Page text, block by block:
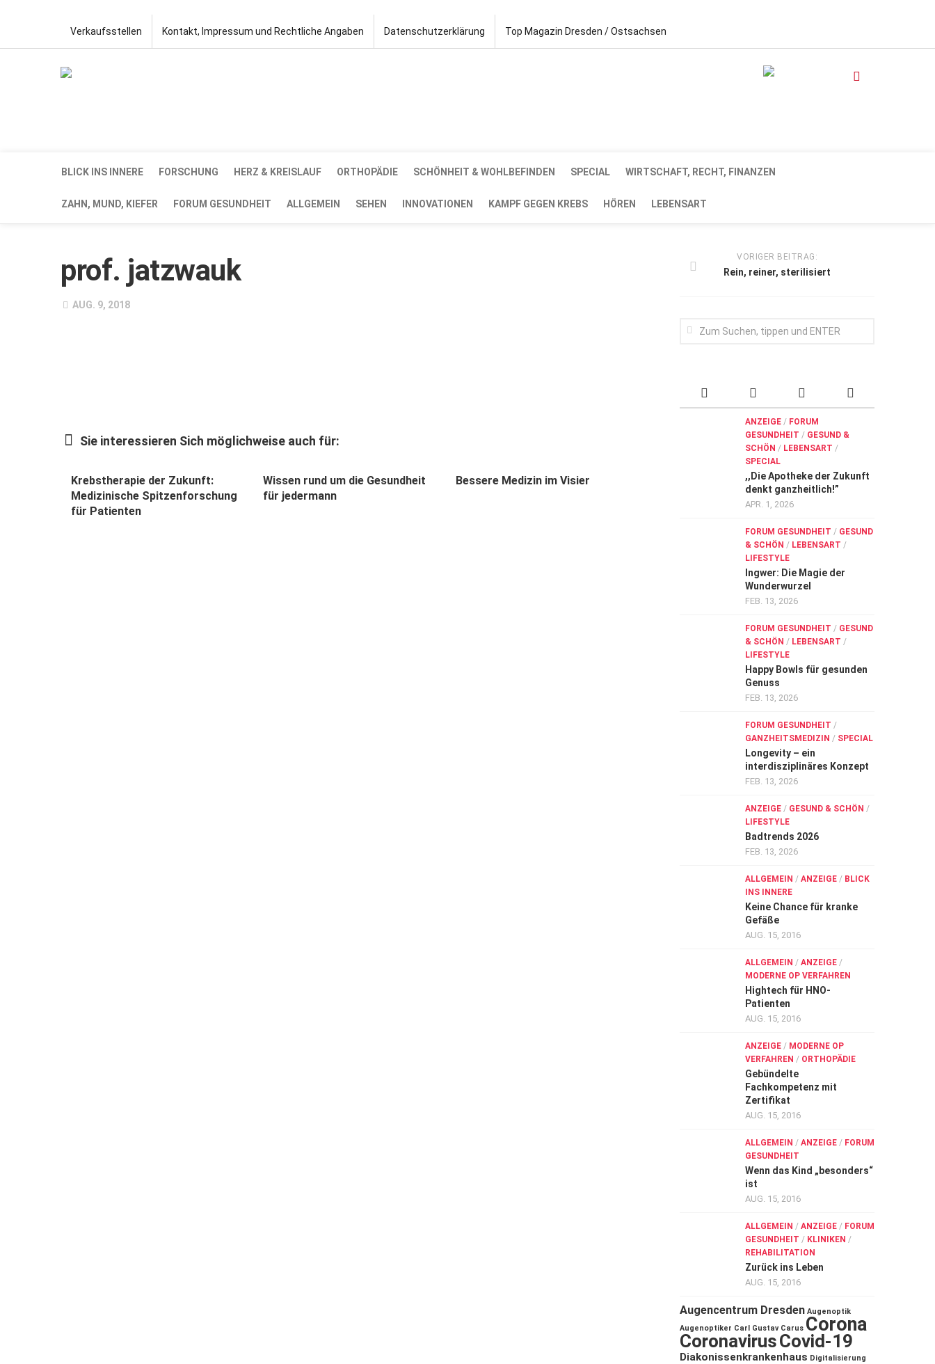
Verkaufsstellen Kontakt, Impressum und Rechtliche Angaben Datenschutzerklärung Top Magazin Dresden / Ostsachsen
BLICK INS INNERE FORSCHUNG HERZ & KREISLAUF ORTHOPÄDIE SCHÖNHEIT & WOHLBEFINDEN SPECIAL WIRTSCHAFT, RECHT, FINANZEN
ZAHN, MUND, KIEFER FORUM GESUNDHEIT ALLGEMEIN SEHEN INNOVATIONEN KAMPF GEGEN KREBS HÖREN LEBENSART
prof. jatzwauk
AUG. 9, 2018
Sie interessieren Sich möglichweise auch für:
Krebstherapie der Zukunft:
Medizinische Spitzenforschung
für Patienten
Wissen rund um die Gesundheit
für jedermann
Bessere Medizin im Visier
VORIGER BEITRAG:
Rein, reiner, sterilisiert
ANZEIGE / FORUM
GESUNDHEIT / GESUND &
SCHÖN / LEBENSART /
SPECIAL
,,Die Apotheke der Zukunft
denkt ganzheitlich!”
APR. 1, 2026
FORUM GESUNDHEIT / GESUND
& SCHÖN / LEBENSART /
LIFESTYLE
Ingwer: Die Magie der
Wunderwurzel
FEB. 13, 2026
FORUM GESUNDHEIT / GESUND
& SCHÖN / LEBENSART /
LIFESTYLE
Happy Bowls für gesunden
Genuss
FEB. 13, 2026
FORUM GESUNDHEIT /
GANZHEITSMEDIZIN / SPECIAL
Longevity – ein
interdisziplinäres Konzept
FEB. 13, 2026
ANZEIGE / GESUND & SCHÖN /
LIFESTYLE
Badtrends 2026
FEB. 13, 2026
ALLGEMEIN / ANZEIGE / BLICK
INS INNERE
Keine Chance für kranke
Gefäße
AUG. 15, 2016
ALLGEMEIN / ANZEIGE /
MODERNE OP VERFAHREN
Hightech für HNO-
Patienten
AUG. 15, 2016
ANZEIGE / MODERNE OP
VERFAHREN / ORTHOPÄDIE
Gebündelte
Fachkompetenz mit
Zertifikat
AUG. 15, 2016
ALLGEMEIN / ANZEIGE / FORUM
GESUNDHEIT
Wenn das Kind „besonders“
ist
AUG. 15, 2016
ALLGEMEIN / ANZEIGE / FORUM
GESUNDHEIT / KLINIKEN /
REHABILITATION
Zurück ins Leben
AUG. 15, 2016
Augencentrum Dresden Augenoptik
Augenoptiker Carl Gustav Carus Corona
CoronavirusCovid-19
Diakonissenkrankenhaus Digitalisierung